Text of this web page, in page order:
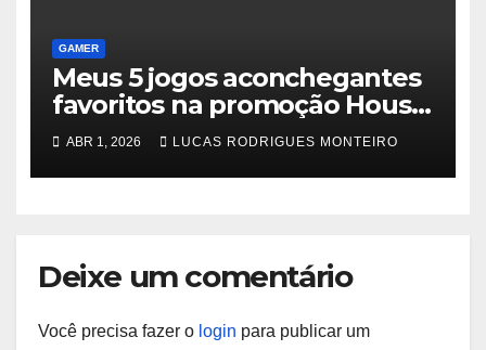
GAMER
Meus 5 jogos aconchegantes
favoritos na promoção House
and Home do Steam
ABR 1, 2026 LUCAS RODRIGUES MONTEIRO
Deixe um comentário
Você precisa fazer o login para publicar um